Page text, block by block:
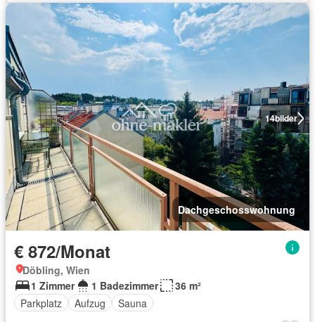
14bilder
Dachgeschosswohnung
€ 872/Monat
Döbling, Wien
1 Zimmer
1 Badezimmer
36 m²
Parkplatz
Aufzug Sauna